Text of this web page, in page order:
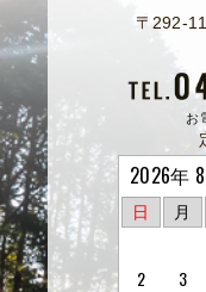
〒292-
お
2026年
日 月
2
3